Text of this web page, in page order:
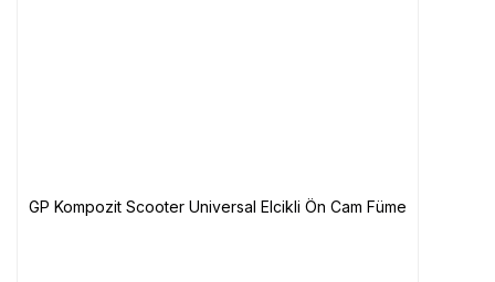
GP Kompozit Scooter Universal Elcikli Ön Cam Füme